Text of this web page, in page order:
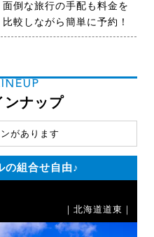
面倒な旅行の手配も料金を
比較しながら簡単に予約！
ンナップ
があります
の組合せ自由♪
｜北海道道東｜